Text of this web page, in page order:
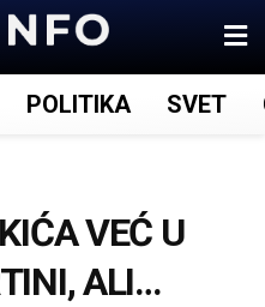
POLITIKA SVET
VEĆ U
ALI…